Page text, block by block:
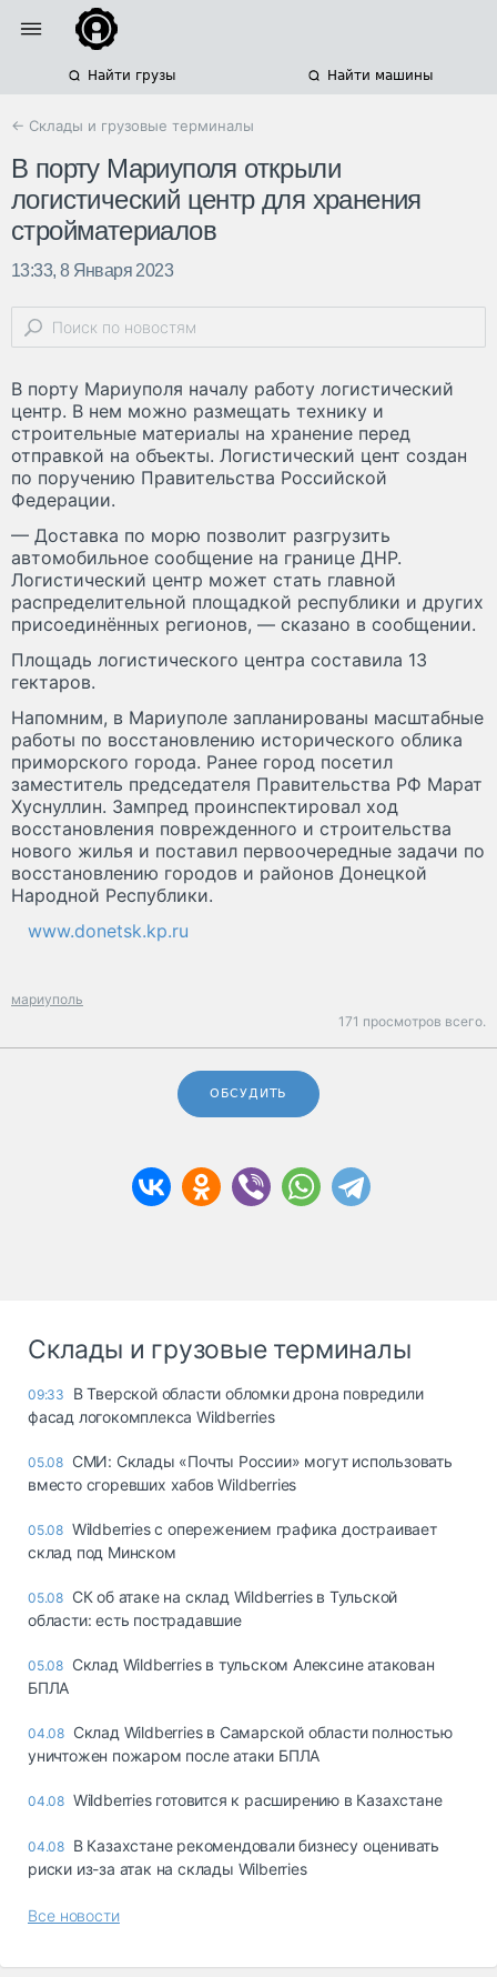
Найти грузы Найти машины
← Склады и грузовые терминалы
В порту Мариуполя открыли
логистический центр для хранения
стройматериалов
13:33, 8 Января 2023
В порту Мариуполя началу работу логистический
центр. В нем можно размещать технику и
строительные материалы на хранение перед
отправкой на объекты. Логистический цент создан
по поручению Правительства Российской
Федерации.
— Доставка по морю позволит разгрузить
автомобильное сообщение на границе ДНР.
Логистический центр может стать главной
распределительной площадкой республики и других
присоединённых регионов, — сказано в сообщении.
Площадь логистического центра составила 13
гектаров.
Напомним, в Мариуполе запланированы масштабные
работы по восстановлению исторического облика
приморского города. Ранее город посетил
заместитель председателя Правительства РФ Марат
Хуснуллин. Зампред проинспектировал ход
восстановления поврежденного и строительства
нового жилья и поставил первоочередные задачи по
восстановлению городов и районов Донецкой
Народной Республики.
www.donetsk.kp.ru
мариуполь
171 просмотров всего.
ОБСУДИТЬ
Склады и грузовые терминалы
09:33
В Тверской области обломки дрона повредили
фасад логокомплекса Wildberries
05.08 СМИ: Склады «Почты России» могут использовать
вместо сгоревших хабов Wildberries
05.08 Wildberries с опережением графика достраивает
склад под Минском
05.08 СК об атаке на склад Wildberries в Тульской
области: есть пострадавшие
05.08 Склад Wildberries в тульском Алексине атакован
БПЛА
04.08 Склад Wildberries в Самарской области полностью
уничтожен пожаром после атаки БПЛА
04.08 Wildberries готовится к расширению в Казахстане
04.08 В Казахстане рекомендовали бизнесу оценивать
риски из-за атак на склады Wilberries
Все новости